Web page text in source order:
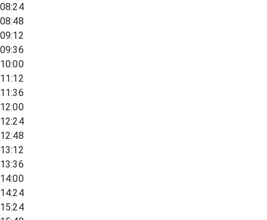
08:24
08:48
09:12
09:36
10:00
11:12
11:36
12:00
12:24
12:48
13:12
13:36
14:00
14:24
15:24